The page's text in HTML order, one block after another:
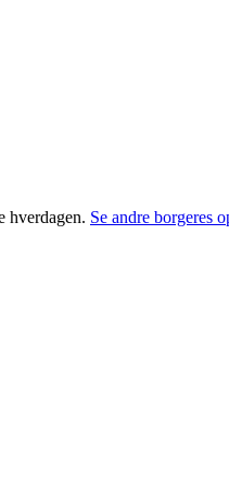
hverdagen. Se andre borgeres